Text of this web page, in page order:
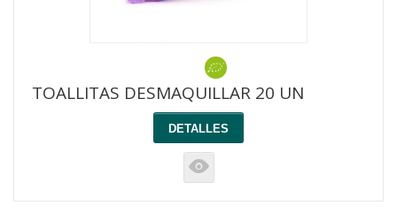
TOALLITAS DESMAQUILLAR 20 UN
DETALLES
K